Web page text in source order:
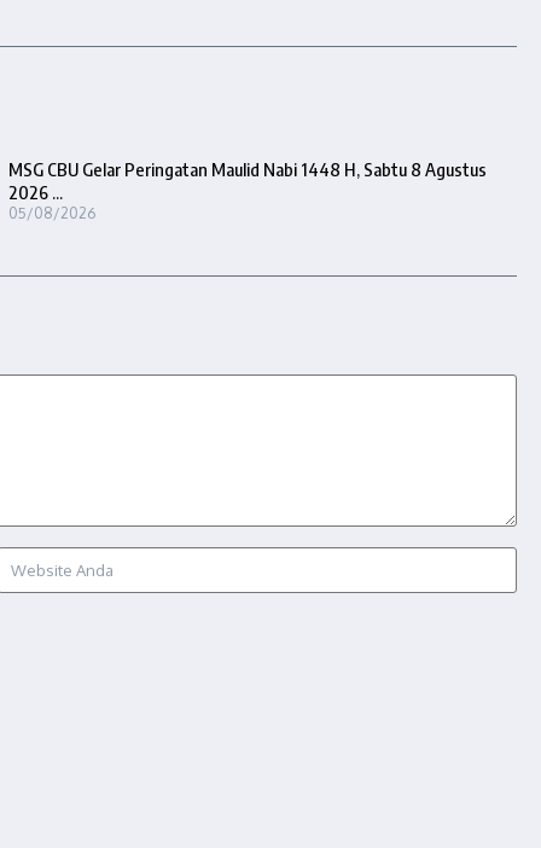
MSG CBU Gelar Peringatan Maulid Nabi 1448 H, Sabtu 8 Agustus
2026 ...
05/08/2026